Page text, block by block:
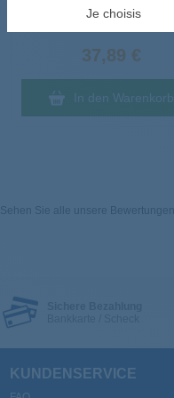
Je choisis
Lieferung bei Ihnen am
37,89 €
In den Warenkorb
Sehen Sie alle unsere Bewertungen
KUNDENSERVICE